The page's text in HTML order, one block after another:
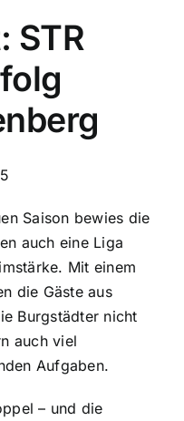
STR
Saison bewies die
auch eine Liga
Mit einem
die Gäste aus
Burgstädter nicht
auch viel
Aufgaben.
– und die